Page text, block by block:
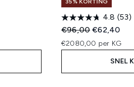
35% KORTING
4.8 (53)
Recommended
€96,00Huidige
€62,40
€2080,00 per KG
SNEL